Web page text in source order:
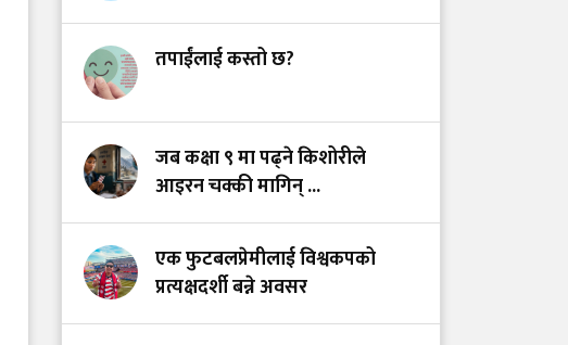
कडा परिमार्जनको
अपरिहार्यता
डाँडापारिको स्वास्थ्य:
भूगोल, समुदाय र
जनस्वास्थ्यबीचको सम्बन्ध
तपाईंलाई कस्तो छ?
जब कक्षा ९ मा पढ्ने किशोरीले
आइरन चक्की मागिन् ...
एक फुटबलप्रेमीलाई विश्वकपको
प्रत्यक्षदर्शी बन्ने अवसर